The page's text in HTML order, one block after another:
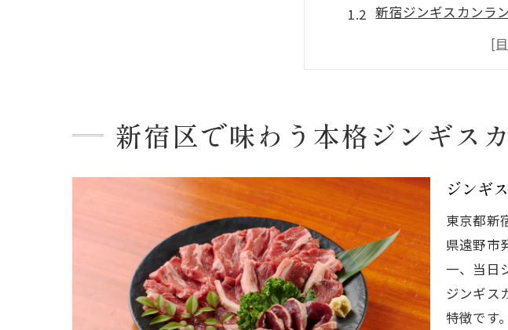
新宿ジンギスカンラ
岩手県遠野市仕込み
高級感あふれる新宿
生ラムの希少部位を楽し
希少部位ジンギスカ
新鮮な生ラムのハチ
新宿で出会うラムタ
ジンギスカンでしか
他店では希少なジン
ラム肉の魅力を堪能した
ジンギスカンで味わ
新宿区で味わう本格ジンギス
ジンギ
東京都新
県遠野市
一、当日
ジンギス
特徴です。